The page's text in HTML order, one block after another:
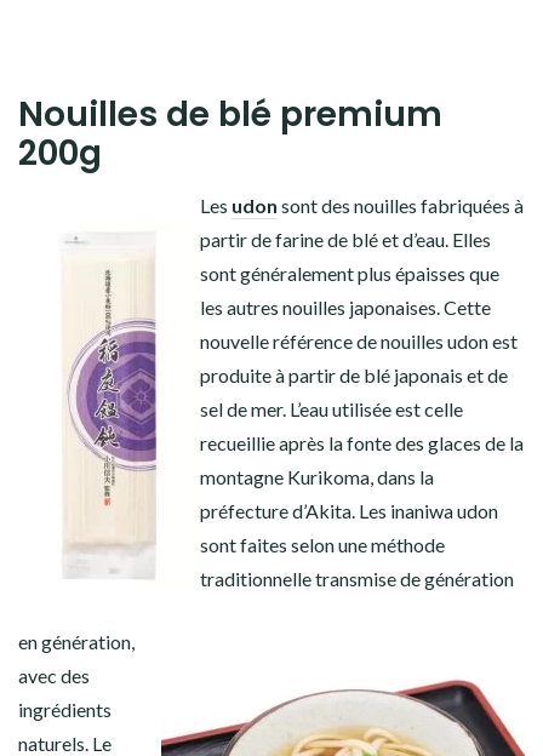
Nouilles de blé premium
200g
Les udon sont des nouilles fabriquées à
partir de farine de blé et d’eau. Elles
sont généralement plus épaisses que
les autres nouilles japonaises. Cette
nouvelle référence de nouilles udon est
produite à partir de blé japonais et de
sel de mer. L’eau utilisée est celle
recueillie après la fonte des glaces de la
montagne Kurikoma, dans la
préfecture d’Akita. Les inaniwa udon
sont faites selon une méthode
traditionnelle transmise de génération
en génération,
avec des
ingrédients
naturels. Le